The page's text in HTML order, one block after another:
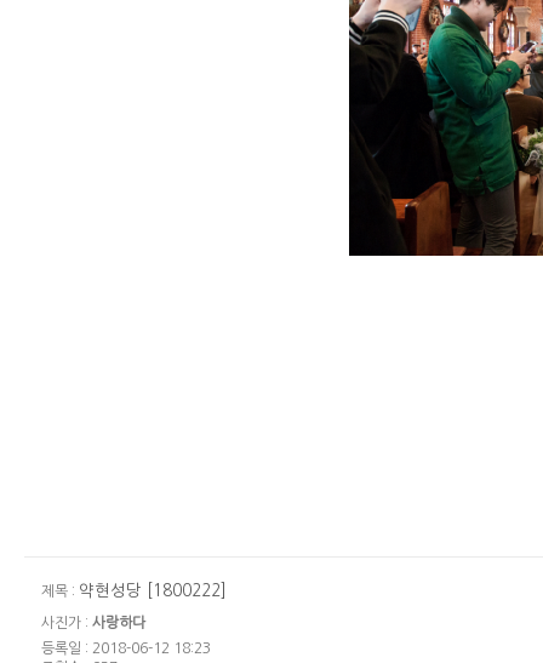
제목 : 약현성당 [1800222]
사진가 : 사랑하다
등록일 : 2018-06-12 18:23